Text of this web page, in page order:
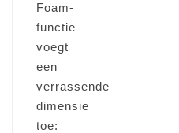
Foam-
functie
voegt
een
verrassende
dimensie
toe: